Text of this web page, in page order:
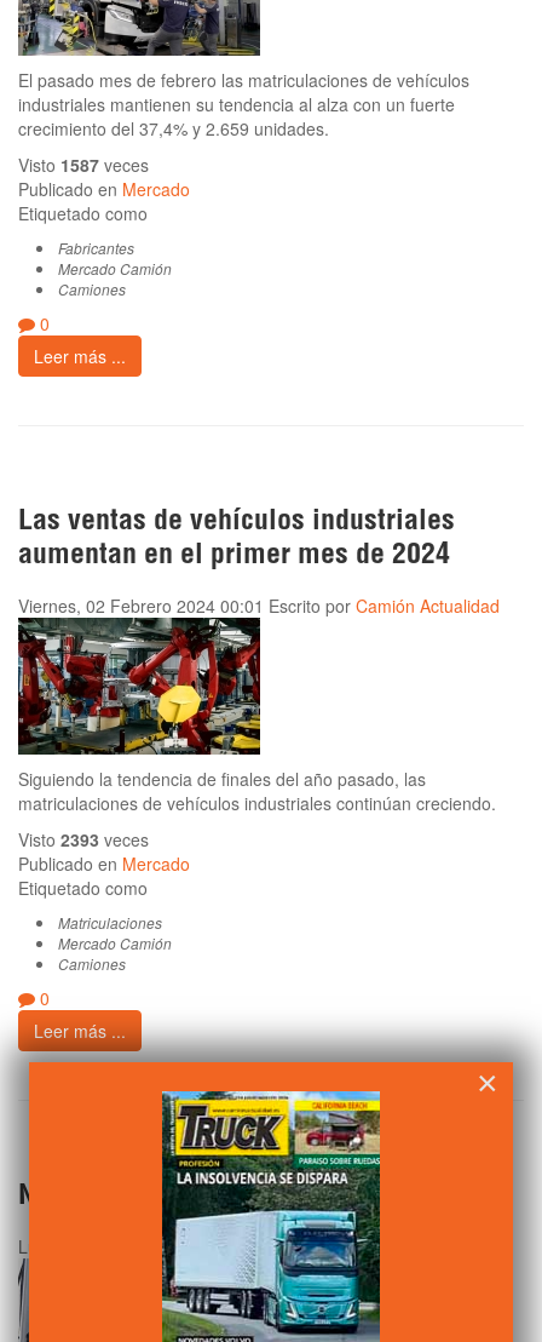
El pasado mes de febrero las matriculaciones de vehículos
industriales mantienen su tendencia al alza con un fuerte
crecimiento del 37,4% y 2.659 unidades.
Visto 1587 veces
Publicado en Mercado
Etiquetado como
Fabricantes
Mercado Camión
Camiones
0
Leer más ...
Las ventas de vehículos industriales
aumentan en el primer mes de 2024
Viernes, 02 Febrero 2024 00:01 Escrito por Camión Actualidad
Siguiendo la tendencia de finales del año pasado, las
matriculaciones de vehículos industriales continúan creciendo.
Visto 2393 veces
Publicado en Mercado
Etiquetado como
Matriculaciones
Mercado Camión
Camiones
0
Leer más ...
No se venden camiones eléctricos
Lunes, 08 Enero 2024 00:01 Escrito porCamión Actualidad
×